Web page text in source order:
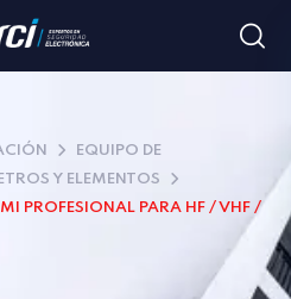
EQUIPO DE
Y ELEMENTOS
PROFESIONAL PARA HF / VHF /